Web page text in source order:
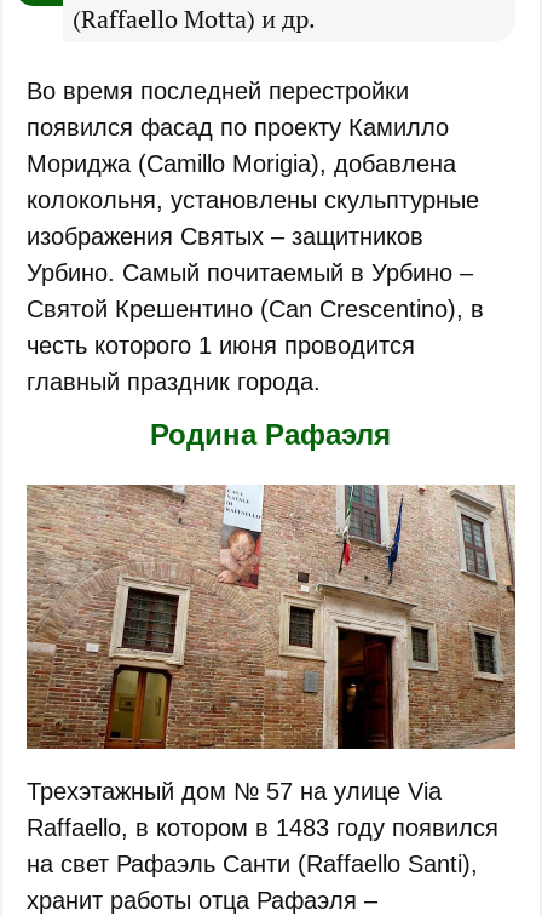
(Raffaello Motta) и др.
Во время последней перестройки
появился фасад по проекту Камилло
Мориджа (Camillo Morigia), добавлена
колокольня, установлены скульптурные
изображения Святых – защитников
Урбино. Самый почитаемый в Урбино –
Святой Крешентино (Can Crescentino), в
честь которого 1 июня проводится
главный праздник города.
Родина Рафаэля
Трехэтажный дом № 57 на улице Via
Raffaello, в котором в 1483 году появился
на свет Рафаэль Санти (Raffaello Santi),
хранит работы отца Рафаэля –